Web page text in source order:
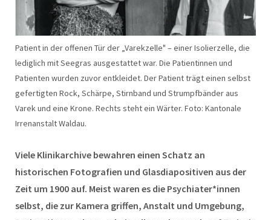
Patient in der offenen Tür der „Varekzelle" – einer Isolierzelle, die
lediglich mit Seegras ausgestattet war. Die Patientinnen und
Patienten wurden zuvor entkleidet. Der Patient trägt einen selbst
gefertigten Rock, Schärpe, Stirnband und Strumpfbänder aus
Varek und eine Krone. Rechts steht ein Wärter. Foto: Kantonale
Irrenanstalt Waldau.
Viele Klinikarchive bewahren einen Schatz an
historischen Fotografien und Glasdiapositiven aus der
Zeit um 1900 auf. Meist waren es die Psychiater*innen
selbst, die zur Kamera griffen, Anstalt und Umgebung,